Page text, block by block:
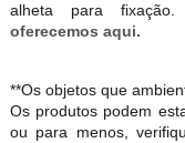
alheta para fixação.
oferecemos aqui.
**Os objetos que
Os produtos podem
ou para menos,